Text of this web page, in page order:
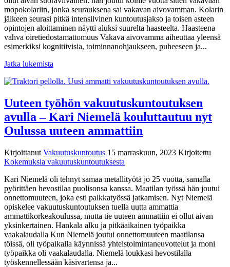
opintoihin
–
sinnikäs
Ronja
ei
tavoittelussa
mopokolariin, jonka seurauksena sai vakavan aivovamman. Kolarin
jälkeen seurasi pitkä intensiivinen kuntoutusjakso ja toisen asteen
opintojen aloittaminen näytti aluksi suurelta haasteelta. Haasteena
vahva oiretiedostamattomuus Vakava aivovamma aiheuttaa yleensä
esimerkiksi kognitiivisia, toiminnanohjaukseen, puheeseen ja...
Jatka lukemista
Uuteen työhön vakuutuskuntoutuksen
avulla – Kari Niemelä kouluttautuu nyt
Oulussa uuteen ammattiin
Kirjoittanut Vakuutuskuntoutus 15 marraskuun, 2023 Kirjoitettu
Kokemuksia vakuutuskuntoutuksesta
Kari Niemelä oli tehnyt samaa metallityötä jo 25 vuotta, samalla
pyörittäen hevostilaa puolisonsa kanssa. Maatilan työssä hän joutui
onnettomuuteen, joka esti palkkatyössä jatkamisen. Nyt Niemelä
opiskelee vakuutuskuntoutuksen tuella uutta ammattia
ammattikorkeakoulussa, mutta tie uuteen ammattiin ei ollut aivan
yksinkertainen. Hankala alku ja pitkäaikainen työpaikka
vaakalaudalla Kun Niemelä joutui onnettomuuteen maatilansa
töissä, oli työpaikalla käynnissä yhteistoimintaneuvottelut ja moni
työpaikka oli vaakalaudalla. Niemelä loukkasi hevostilalla
työskennellessään käsivartensa ja...